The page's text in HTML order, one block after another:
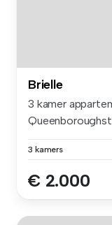
Brielle
3 kamer
3 kamers
€ 2.000